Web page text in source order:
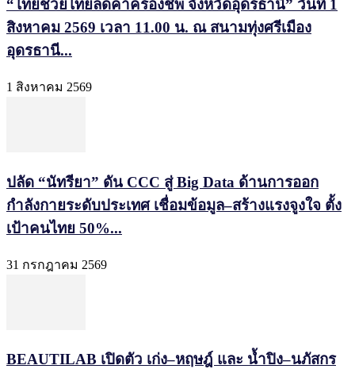
“ไทยช่วยไทยลดค่าครองชีพ จังหวัดอุดรธานี” วันที่ 1
สิงหาคม 2569 เวลา 11.00 น. ณ สนามทุ่งศรีเมือง
อุดรธานี...
1 สิงหาคม 2569
ปลัด “นัทรียา” ดัน CCC สู่ Big Data ด้านการออก
กำลังกายระดับประเทศ เชื่อมข้อมูล–สร้างแรงจูงใจ ตั้ง
เป้าคนไทย 50%...
31 กรกฎาคม 2569
BEAUTILAB เปิดตัว เก่ง–หฤษฎ์ และ น้ำปิง–นภัสกร